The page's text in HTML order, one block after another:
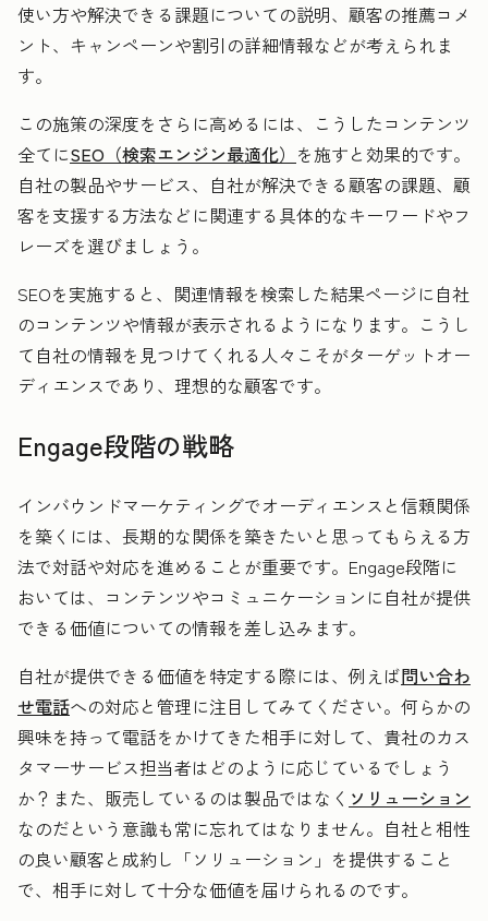
使い方や解決できる課題についての説明、顧客の推薦コメ
ント、キャンペーンや割引の詳細情報などが考えられま
す。
この施策の深度をさらに高めるには、こうしたコンテンツ
全てにSEO（検索エンジン最適化） を施すと効果的です。
自社の製品やサービス、自社が解決できる顧客の課題、顧
客を支援する方法などに関連する具体的なキーワードやフ
レーズを選びましょう。
SEOを実施すると、関連情報を検索した結果ページに自社
のコンテンツや情報が表示されるようになります。こうし
て自社の情報を見つけてくれる人々こそがターゲットオー
ディエンスであり、理想的な顧客です。
Engage段階の戦略
インバウンドマーケティングでオーディエンスと信頼関係
を築くには、長期的な関係を築きたいと思ってもらえる方
法で対話や対応を進めることが重要です。Engage段階に
おいては、コンテンツやコミュニケーションに自社が提供
できる価値についての情報を差し込みます。
自社が提供できる価値を特定する際には、例えば問い合わ
せ電話への対応と管理に注目してみてください。何らかの
興味を持って電話をかけてきた相手に対して、貴社のカス
タマーサービス担当者はどのように応じているでしょう
か？また、販売しているのは製品ではなく ソリューション
なのだという意識も常に忘れてはなりません。自社と相性
の良い顧客と成約し「ソリューション」を提供すること
で、相手に対して十分な価値を届けられるのです。